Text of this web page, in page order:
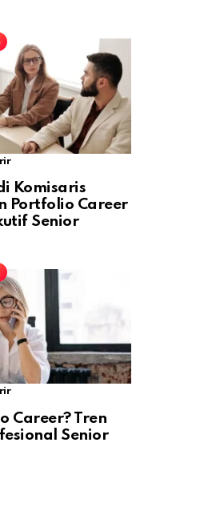
Komisaris
Portfolio Career
Senior
Career? Tren
Senior